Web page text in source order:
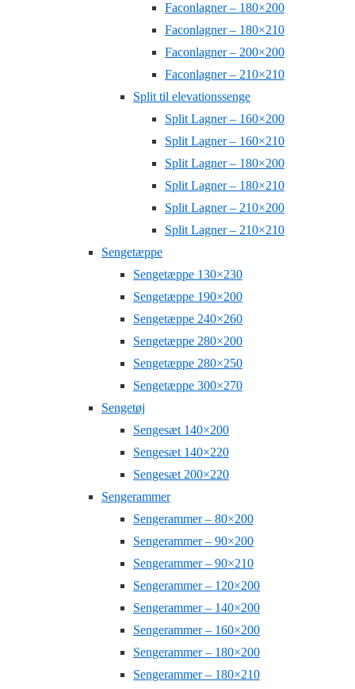
Faconlagner – 180×200
Faconlagner – 180×210
Faconlagner – 200×200
Faconlagner – 210×210
Split til elevationssenge
Split Lagner – 160×200
Split Lagner – 160×210
Split Lagner – 180×200
Split Lagner – 180×210
Split Lagner – 210×200
Split Lagner – 210×210
Sengetæppe
Sengetæppe 130×230
Sengetæppe 190×200
Sengetæppe 240×260
Sengetæppe 280×200
Sengetæppe 280×250
Sengetæppe 300×270
Sengetøj
Sengesæt 140×200
Sengesæt 140×220
Sengesæt 200×220
Sengerammer
Sengerammer – 80×200
Sengerammer – 90×200
Sengerammer – 90×210
Sengerammer – 120×200
Sengerammer – 140×200
Sengerammer – 160×200
Sengerammer – 180×200
Sengerammer – 180×210